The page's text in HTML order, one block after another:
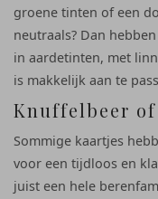
groene tinten of een
neutraals? Dan
in aardetinten, met
is makkelijk aan te
Knuffelbeer
Sommige kaartjes
voor een tijdloos en
juist een hele